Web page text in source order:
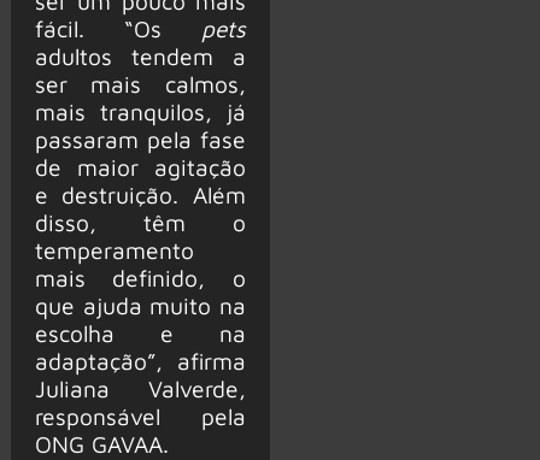
fácil. “Os pets
adultos tendem a
ser mais calmos,
mais tranquilos, já
passaram pela fase
de maior agitação
e destruição. Além
disso, têm o
temperamento
mais definido, o
que ajuda muito na
escolha e na
adaptação”, afirma
Juliana Valverde,
responsável pela
ONG GAVAA.